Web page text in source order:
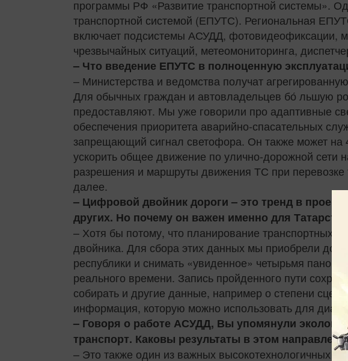
программы РФ «Развитие транспортной системы».
транспортной системой (ЕПУТС). Региональная
включает подсистемы АСУДД, фотовидеофиксации,
чрезвычайных ситуаций, метеомониторинга,
– Что введение ЕПУТС в полноценную
– Министерства и ведомства получат
Для обычных граждан и автовладельцев бо́ льшую
предоставляют. Мы уже говорили про адаптивные
обеспечения приоритета аварийно-спасательных
запрещающий сигнал светофора. Он также может на
ускорить общее движение по улично-дорожной сети
разрешения и маршруты движения ТС при перевозке
далее.
– Цифровой двойник дороги – это тренд в
других. Но почему он важен именно для
– Хотя бы потому, что планирование транспортных
двойника. Для сбора этих данных мы приобрели
республики и снимать «увиденное» четырьмя
реального времени. Запись пройденного пути
собирать и другие данные, например о степени
информация, которую можно использовать для
– Говоря о работе АСУДД, Вы упомянули
транспорт. Каковы результаты в этом
– Это также один из важных высокотехнологичных